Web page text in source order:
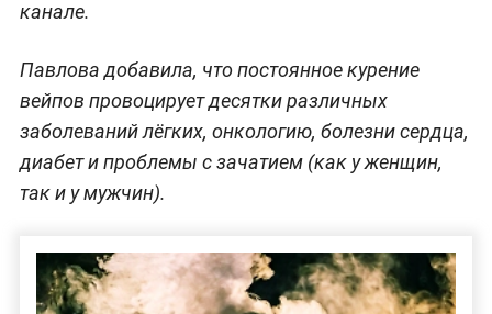
канале.
Павлова добавила, что постоянное курение
вейпов провоцирует десятки различных
заболеваний лёгких, онкологию, болезни сердца,
диабет и проблемы с зачатием (как у женщин,
так и у мужчин).